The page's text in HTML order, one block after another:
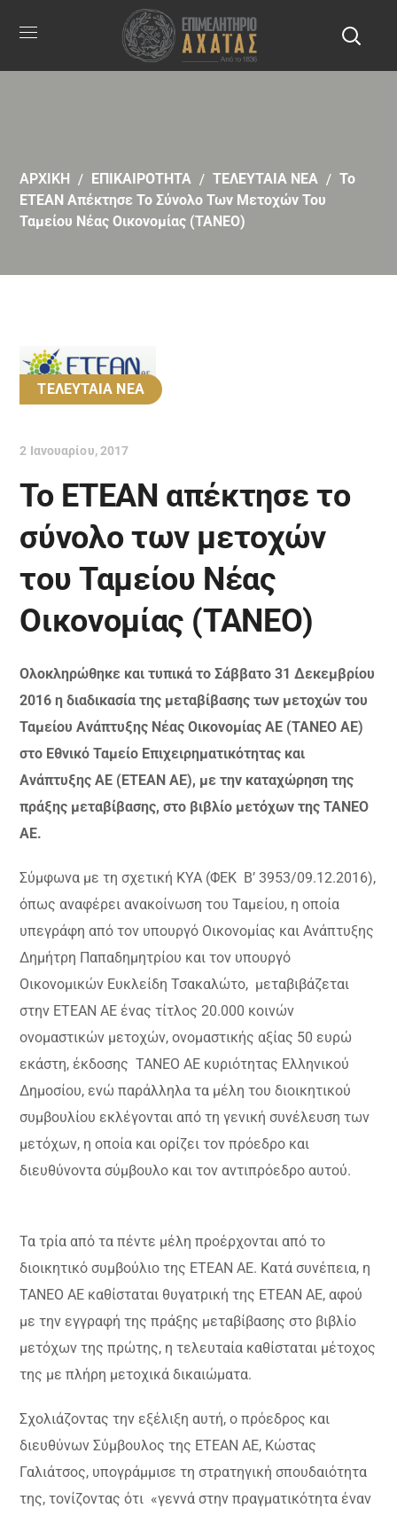
ΑΡΧΙΚΗ ΕΠΙΚΑΙΡΟΤΗΤΑ ΤΕΛΕΥΤΑΙΑ ΝΕΑ
Το
ΕΤΕΑΝ Απέκτησε Το Σύνολο Των Μετοχών Του
Ταμείου Νέας Οικονομίας (ΤΑΝΕΟ)
ΤΕΛΕΥΤΑΙΑ ΝΕΑ
2 Ιανουαρίου, 2017
Το ΕΤΕΑΝ απέκτησε το
σύνολο των μετοχών
του Ταμείου Νέας
Οικονομίας (ΤΑΝΕΟ)
Ολοκληρώθηκε‭ ‬‬και‭‭ ‬τυπικά‭‭ ‬το‭‭ ‬Σάββατο‭ ‬31‭ ‬Δεκεμβρίου
‬2016 ‬η‭ ‬διαδικασία‭ ‬της μεταβίβασης των μετοχών του
Ταμείου Ανάπτυξης Νέας Οικονομίας ΑΕ (ΤΑΝΕΟ ΑΕ)
στο Εθνικό Ταμείο Επιχειρηματικότητας και
Ανάπτυξης ΑΕ (ΕΤΕΑΝ ΑΕ), με την καταχώρηση της
πράξης μεταβίβασης, στο βιβλίο μετόχων της ΤΑΝΕΟ
ΑΕ.
Σύμφωνα με τη σχετική ΚΥΑ (ΦΕΚ‭ ‬ ‭Β’ 3953/09.12.2016)‬,
όπως αναφέρει ανακοίνωση του Ταμείου, η οποία
υπεγράφη‭‬ ‭από τον‬ υπουργό Οικονομίας και Ανάπτυξης
Δημήτρη Παπαδημητρίου και τον υπουργό
Οικονομικών Ευκλείδη‭ ‬‬Τσακαλώτο,‭ ‭ ‬μεταβιβάζεται‭‭
‬στην‭ ‬ΕΤΕΑΝ‭ ‬ΑΕ‭ ‬ένας‭ ‬‬τίτλος 20.000 κοινών
ονομαστικών μετοχών, ονομαστικής αξίας 50‭ ‬‬ευρώ
εκάστη, ‬έκδοσης‭ ‬ ΤΑΝΕΟ‭‭ ‬ΑΕ‬ κυριότητας‭ ‬Ελληνικού
‬Δημοσίου,‭‬ ενώ παράλληλα τα μέλη του διοικητικού
συμβουλίου εκλέγονται από‭ τη γενική συνέλευση των
μετόχων, η οποία και ορίζει τον πρόεδρο και
διευθύνοντα σύμβουλο και‭ ‬‬τον ‬αντιπρόεδρο‭ ‬αυτού.‭ ‬ ‭ ‬
Τα ‬τρία‭‭ ‬από‭‭ ‬τα‭ ‬‬πέντε‭ ‬μέλη‭ ‬προέρχονται‭‭ ‬από‭ ‬‬το
διοικητικό συμβούλιο της ΕΤΕΑΝ ΑΕ. Κατά συνέπεια,‭ ‬η‭
‬ΤΑΝΕΟ ΑΕ καθίσταται θυγατρική‭ της‭ ‬ΕΤΕΑΝ ΑΕ, αφού‭
‬‬με‭ ‬την εγγραφή ‬της‭ ‬πράξης‭ ‬μεταβίβασης ‬στο ‬βιβλίο‭‭
‬μετόχων‭‭ ‬της‭ ‬πρώτης,‭ ‬‬η ‭‬τελευταία καθίσταται μέτοχος
της με πλήρη μετοχικά δικαιώματα.
Σχολιάζοντας την εξέλιξη αυτή,‭‬ ‭ο πρόεδρος και
διευθύνων Σύμβουλος της ΕΤΕΑΝ‬ ΑΕ, Κώστας
Γαλιάτσος‭, υπογράμμισε‭ τη στρατηγική σπουδαιότητα
της‬, τονίζοντας‬ ότι‭ ‬ ‭«γεννά‭‭ ‬στην‭ ‬πραγματικότητα‭‭ ‬έναν‭